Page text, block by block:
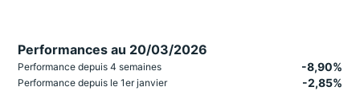
Performances au 20/03/2026
Performance depuis 4 semaines -8,90%
Performance depuis le 1er janvier -2,85%